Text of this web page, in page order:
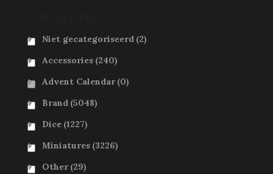
Niet gecategoriseerd (2)
Accessories (240)
Advent Calendar (0)
Brand (5048)
Dice (1227)
Miniatures (3226)
Other (29)